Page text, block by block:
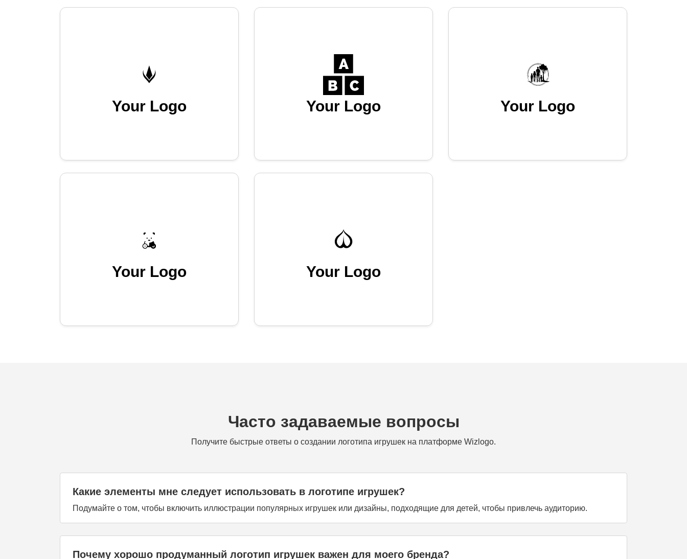
Your Logo Your Logo Your Logo
Your Logo Your Logo
Часто задаваемые вопросы
Получите быстрые ответы о создании логотипа игрушек на платформе Wizlogo.
Какие элементы мне следует использовать в логотипе игрушек?
Подумайте о том, чтобы включить иллюстрации популярных игрушек или дизайны, подходящие для детей, чтобы привлечь аудиторию.
Почему хорошо продуманный логотип игрушек важен для моего бренда?